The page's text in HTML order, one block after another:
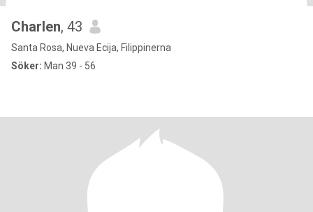
Charlen, 43
Santa Rosa, Nueva Ecija, Filippinerna
Söker: Man 39 - 56